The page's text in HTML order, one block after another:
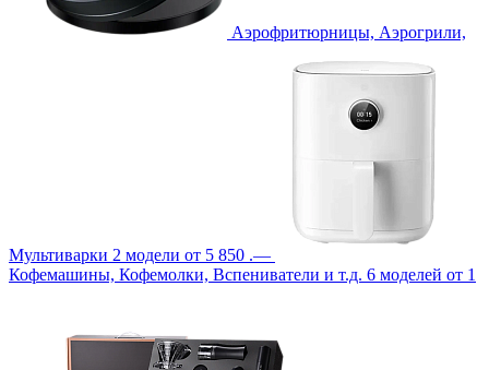
Аэрофритюрницы, Аэрогрили,
Мультиварки 2 модели от 5 850 .—
Кофемашины, Кофемолки, Вспениватели и т.д. 6 моделей от 1